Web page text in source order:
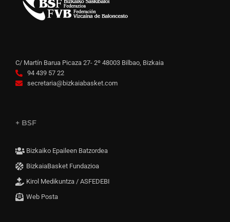
C/ Martín Barua Picaza 27- 2º 48003 Bilbao, Bizkaia
94 439 57 22
secretaria@bizkaiabasket.com
+ BSF
Bizkaiko Epaileen Batzordea
BizkaiaBasket Fundazioa
Kirol Medikuntza / ASFEDEBI
Web Posta